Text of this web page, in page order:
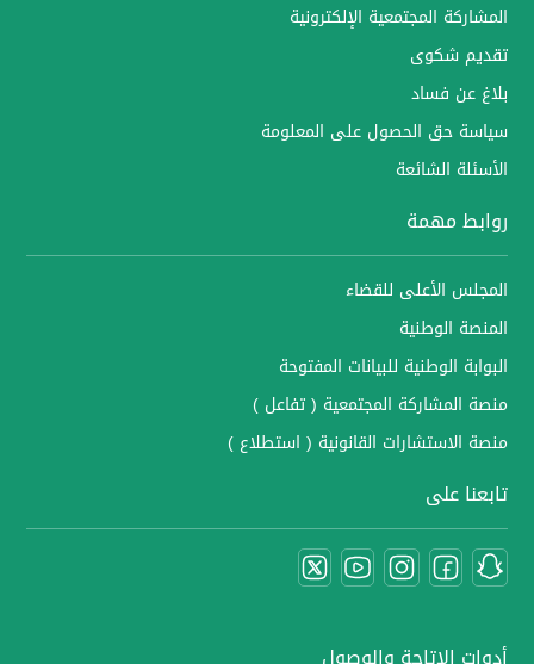
المشاركة المجتمعية الإلكترونية
تقديم شكوى
بلاغ عن فساد
سياسة حق الحصول على المعلومة
الأسئلة الشائعة
روابط مهمة
المجلس الأعلى للقضاء
المنصة الوطنية
البوابة الوطنية للبيانات المفتوحة
منصة المشاركة المجتمعية ( تفاعل )
منصة الاستشارات القانونية ( استطلاع )
تابعنا على